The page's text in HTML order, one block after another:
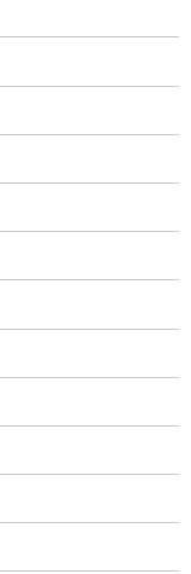
びムキあしと
んコンボは研究力
に消滅都市コラボキ
はちびムキあしと
打して妨害を発生さ
。